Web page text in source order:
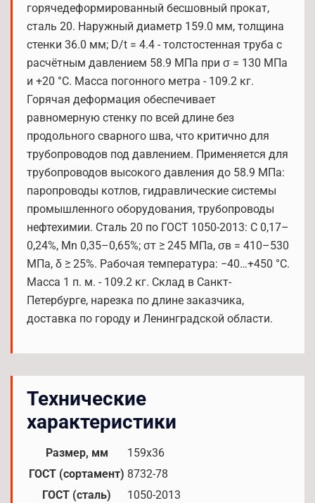
горячедеформированный бесшовный прокат,
сталь 20. Наружный диаметр 159.0 мм, толщина
стенки 36.0 мм; D/t = 4.4 - толстостенная труба с
расчётным давлением 58.9 МПа при σ = 130 МПа
и +20 °С. Масса погонного метра - 109.2 кг.
Горячая деформация обеспечивает
равномерную стенку по всей длине без
продольного сварного шва, что критично для
трубопроводов под давлением. Применяется для
трубопроводов высокого давления до 58.9 МПа:
паропроводы котлов, гидравлические системы
промышленного оборудования, трубопроводы
нефтехимии. Сталь 20 по ГОСТ 1050-2013: C 0,17–
0,24%, Mn 0,35–0,65%; σт ≥ 245 МПа, σв = 410–530
МПа, δ ≥ 25%. Рабочая температура: −40…+450 °С.
Масса 1 п. м. - 109.2 кг. Склад в Санкт-
Петербурге, нарезка по длине заказчика,
доставка по городу и Ленинградской области.
Технические
характеристики
Размер, мм
159x36
ГОСТ (сортамент) 8732-78
ГОСТ (сталь)
1050-2013